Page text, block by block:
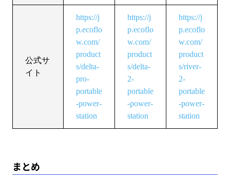
公式サ
イト
https://j
p.ecoflo
w.com/
product
s/delta-
pro-
portable
-power-
station
https://j
p.ecoflo
w.com/
product
s/delta-
2-
portable
-power-
station
https://j
p.ecoflo
w.com/
product
s/river-
2-
portable
-power-
station
まとめ